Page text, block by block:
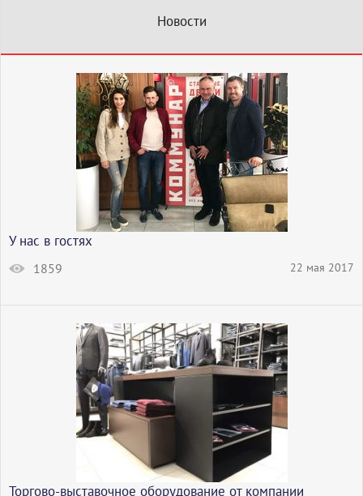
Новости
У нас в гостях
1859 22 мая 2017
Торгово-выставочное оборудование от компании